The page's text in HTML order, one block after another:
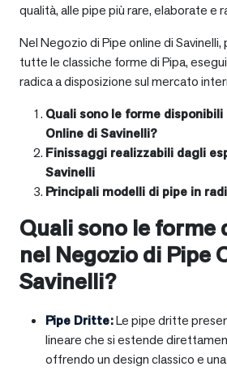
qualità, alle pipe più rare, elaborate e
Nel Negozio di Pipe online di
tutte le classiche forme di Pipa,
radica a disposizione sul mercato
Quali sono le forme disponibili
Online di Savinelli?
Finissaggi realizzabili dagli
Savinelli
Principali modelli di pipe in
Quali sono le forme
nel Negozio di Pipe
Savinelli?
Pipe Dritte:Le pipe dritte
lineare che si estende
offrendo un design classico e